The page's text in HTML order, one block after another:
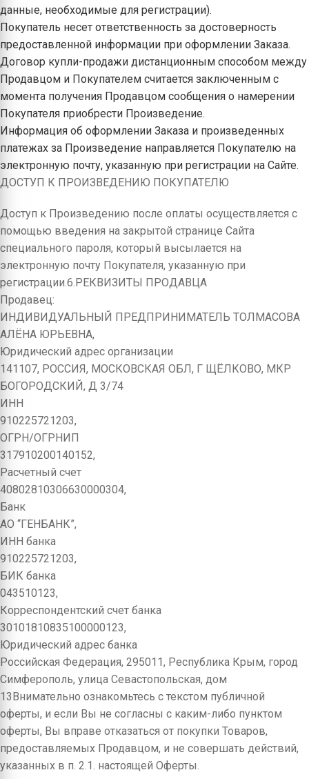
данные, необходимые для регистрации).
Покупатель несет ответственность за достоверность
предоставленной информации при оформлении Заказа.
Договор купли-продажи дистанционным способом между
Продавцом и Покупателем считается заключенным с
момента получения Продавцом сообщения о намерении
Покупателя приобрести Произведение.
Информация об оформлении Заказа и произведенных
платежах за Произведение направляется Покупателю на
электронную почту, указанную при регистрации на Сайте.
ДОСТУП К ПРОИЗВЕДЕНИЮ ПОКУПАТЕЛЮ
Доступ к Произведению после оплаты осуществляется с
помощью введения на закрытой странице Сайта
специального пароля, который высылается на
электронную почту Покупателя, указанную при
регистрации.6.РЕКВИЗИТЫ ПРОДАВЦА
Продавец:
ИНДИВИДУАЛЬНЫЙ ПРЕДПРИНИМАТЕЛЬ ТОЛМАСОВА
АЛЁНА ЮРЬЕВНА,
Юридический адрес организации
141107, РОССИЯ, МОСКОВСКАЯ ОБЛ, Г ЩЁЛКОВО, МКР
БОГОРОДСКИЙ, Д 3/74
ИНН
910225721203,
ОГРН/ОГРНИП
317910200140152,
Расчетный счет
40802810306630000304,
Банк
АО “ГЕНБАНК”,
ИНН банка
910225721203,
БИК банка
043510123,
Корреспондентский счет банка
30101810835100000123,
Юридический адрес банка
Российская Федерация, 295011, Республика Крым, город
Симферополь, улица Севастопольская, дом
13Внимательно ознакомьтесь с текстом публичной
оферты, и если Вы не согласны с каким-либо пунктом
оферты, Вы вправе отказаться от покупки Товаров,
предоставляемых Продавцом, и не совершать действий,
указанных в п. 2.1. настоящей Оферты.